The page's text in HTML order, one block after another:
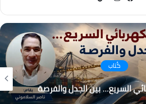
كُتاب
التحذير إلى الاحتراق ، هل أصبح
عصر الكوارث المناخية؟